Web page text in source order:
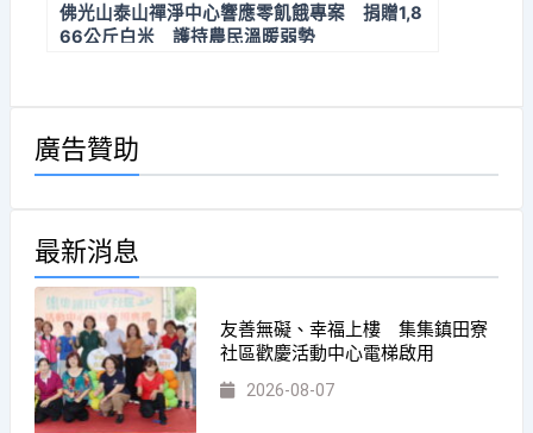
佛光山泰山禪淨中心響應零飢餓專案 捐贈1,8
66公斤白米 護持農民溫暖弱勢
廣告贊助
最新消息
友善無礙、幸福上樓 集集鎮田寮
社區歡慶活動中心電梯啟用
2026-08-07